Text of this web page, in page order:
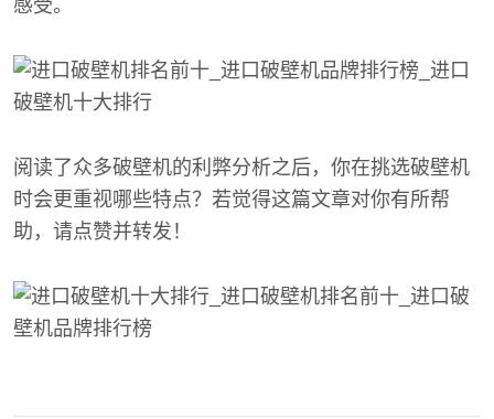
感受。
阅读了众多破壁机的利弊分析之后，你在挑选破壁机
时会更重视哪些特点？若觉得这篇文章对你有所帮
助，请点赞并转发！